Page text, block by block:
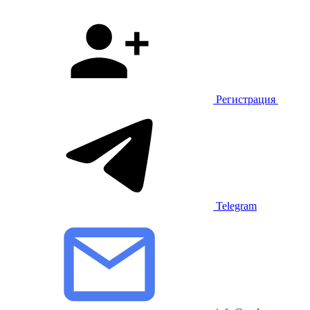
Регистрация
Telegram